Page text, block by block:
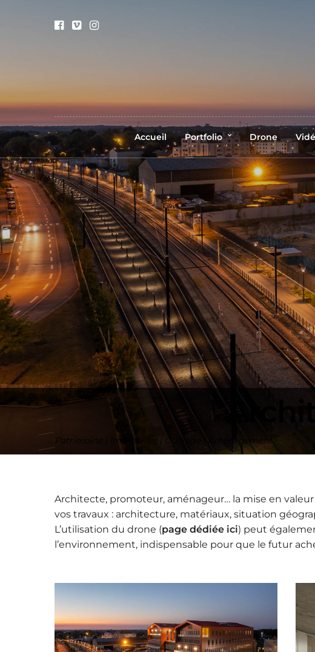
Accueil Portfolio Drone
Patrimoine | Immobilier | Ouvrage | Aménagement
Architecte, promoteur, aménageur… la mise en
vos travaux : architecture, matériaux, situation
L’utilisation du drone (page dédiée ici) peut
l’environnement, indispensable pour que le futur